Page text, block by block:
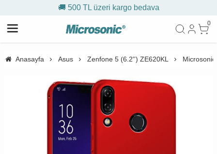
🚚 500 TL üzeri kargo bedava
0
Anasayfa Asus Zenfone 5 (6.2'') ZE620KL Microsonic